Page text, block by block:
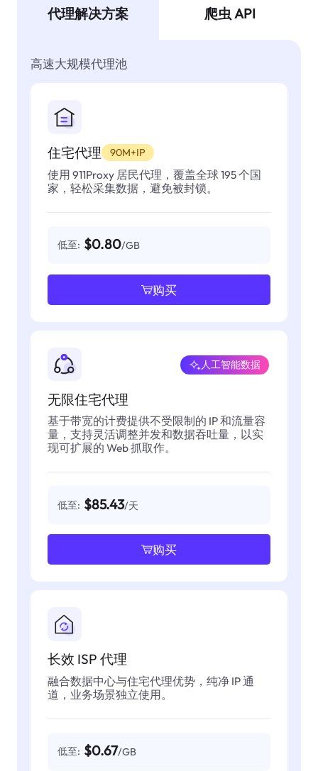
代理解决方案 爬虫 API
高速大规模代理池
住宅代理 90M+IP
使用 911Proxy 居民代理，覆盖全球 195 个国
家，轻松采集数据，避免被封锁。
低至: $0.80/GB
购买
无限住宅代理
人工智能数据
基于带宽的计费提供不受限制的 IP 和流量容
量，支持灵活调整并发和数据吞吐量，以实
现可扩展的 Web 抓取作。
低至: $85.43/天
购买
长效 ISP 代理
融合数据中心与住宅代理优势，纯净 IP 通
道，业务场景独立使用。
低至: $0.67/GB